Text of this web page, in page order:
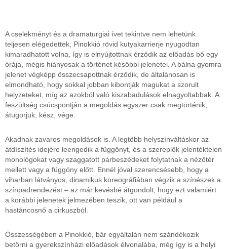
A cselekményt és a dramaturgiai ívet tekintve nem lehetünk
teljesen elégedettek, Pinokkió rövid kutyakarrierje nyugodtan
kimaradhatott volna, így is elnyújtottnak érződik az előadás bő egy
órája, mégis hiányosak a történet későbbi jelenetei. A bálna gyomra
jelenet végképp összecsapottnak érződik, de általánosan is
elmondható, hogy sokkal jobban kibontják magukat a szorult
helyzeteket, míg az azokból való kiszabadulások elnagyoltabbak. A
feszültség csúcspontján a megoldás egyszer csak megtörténik,
átugorjuk, kész, vége.
Akadnak zavaros megoldások is. A legtöbb helyszínváltáskor az
átdíszítés idejére leengedik a függönyt, és a szereplők jelentéktelen
monológokat vagy szaggatott párbeszédeket folytatnak a nézőtér
mellett vagy a függöny előtt. Ennél jóval szerencsésebb, hogy a
viharban látványos, dinamikus koreográfiában végzik a színészek a
színpadrendezést – az már kevésbé átgondolt, hogy ezt valamiért
a korábbi jelenetek jelmezében teszik, ott van például a
hastáncosnő a cirkuszból.
Összességében a Pinokkió, bár egyáltalán nem szándékozik
betörni a gyerekszínházi előadások élvonalába, még így is a helyi